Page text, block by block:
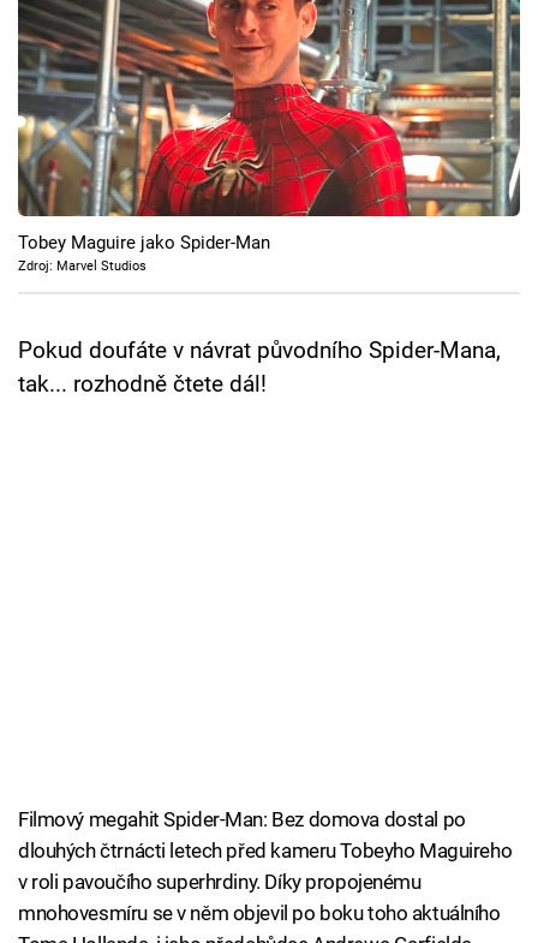
Seriály
Hry
Cool Esport
Pořady
TV Program
Tobey Maguire jako Spider-Man
Zdroj: Marvel Studios
Pokud doufáte v návrat původního Spider-Mana,
tak... rozhodně čtete dál!
Filmový megahit Spider-Man: Bez domova dostal po
dlouhých čtrnácti letech před kameru Tobeyho Maguireho
v roli pavoučího superhrdiny. Díky propojenému
mnohovesmíru se v něm objevil po boku toho aktuálního